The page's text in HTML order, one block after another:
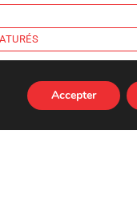
Accepter